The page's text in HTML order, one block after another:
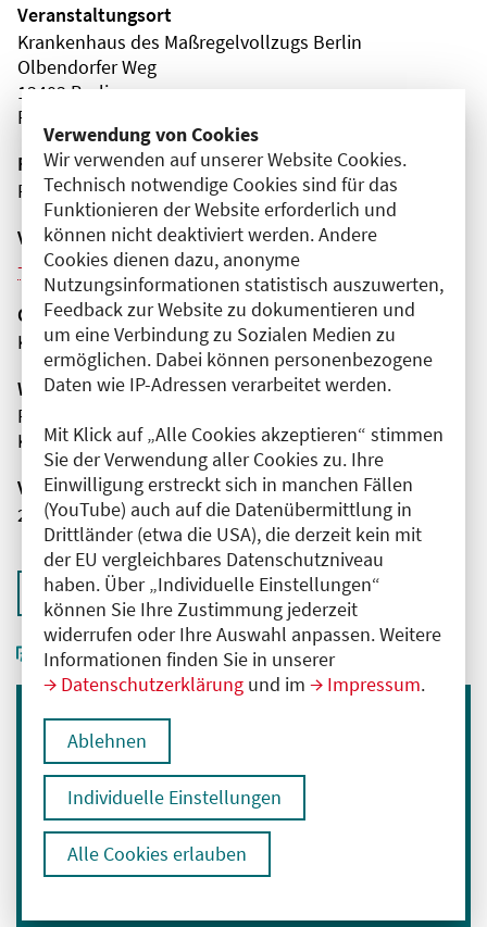
Verwendung von Cookies
Wir verwenden auf unserer Website Cookies.
Technisch notwendige Cookies sind für das
Funktionieren der Website erforderlich und
können nicht deaktiviert werden. Andere
Cookies dienen dazu, anonyme
Nutzungsinformationen statistisch auszuwerten,
Feedback zur Website zu dokumentieren und
um eine Verbindung zu Sozialen Medien zu
ermöglichen. Dabei können personenbezogene
Daten wie IP-Adressen verarbeitet werden.
Mit Klick auf „Alle Cookies akzeptieren“ stimmen
Sie der Verwendung aller Cookies zu. Ihre
Einwilligung erstreckt sich in manchen Fällen
(YouTube) auch auf die Datenübermittlung in
Drittländer (etwa die USA), die derzeit kein mit
der EU vergleichbares Datenschutzniveau
haben. Über „Individuelle Einstellungen“
können Sie Ihre Zustimmung jederzeit
widerrufen oder Ihre Auswahl anpassen. Weitere
Informationen finden Sie in unserer
Datenschutzerklärung und im Impressum.
Ablehnen
Individuelle Einstellungen
Alle Cookies erlauben
Veranstaltungsort
Krankenhaus des Maßregelvollzugs Berlin
Olbendorfer Weg
13403 Berlin
Reinickendorf
Fortbildungsformat
Präsenz
Veranstaltungsreihe
Weitere Veranstaltungen dieser Reihe (2)
Organisator(en)
Krankenhaus des Maßregelvollzugs Berlin
Wissenschaftliche Leitung
Frau Dr. med. Julia Krebs
Krankenhaus des Maßregelvollzugs Berlin
Veranstaltungsnummer
2761102026035480067
Zurück zur Übersicht
Immer informiert bleiben
Melden Sie sich für unseren Newsletter an: